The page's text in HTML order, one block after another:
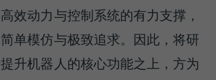
效动力与控制系统的有力支撑，
单模仿与极致追求。因此，将研
升机器人的核心功能之上，方为